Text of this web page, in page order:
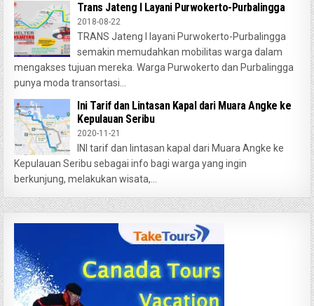
Trans Jateng I Layani Purwokerto-Purbalingga
2018-08-22
TRANS Jateng I layani Purwokerto-Purbalingga
semakin memudahkan mobilitas warga dalam
mengakses tujuan mereka. Warga Purwokerto dan Purbalingga
punya moda transortasi...
Ini Tarif dan Lintasan Kapal dari Muara Angke ke
Kepulauan Seribu
2020-11-21
INI tarif dan lintasan kapal dari Muara Angke ke
Kepulauan Seribu sebagai info bagi warga yang ingin
berkunjung, melakukan wisata,...